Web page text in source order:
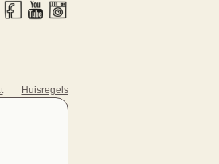
Huisregels